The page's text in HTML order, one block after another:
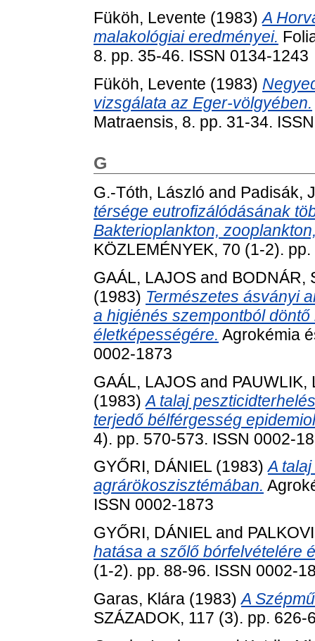
Füköh, Levente (1983)A
malakológiai eredményei.
8. pp. 35-46. ISSN 0134-1243
Füköh, Levente (1983)
vizsgálata az Eger-völgyében.
Matraensis, 8. pp. 31-34.
G
G.-Tóth, László and Padisák,
térsége eutrofizálódásának
Bakterioplankton,
KÖZLEMÉNYEK, 70 (1-2).
GAÁL, LAJOS and BODNÁR,
(1983) Természetes ásványi
a higiénés szempontból
életképességére. Agrokémia
0002-1873
GAÁL, LAJOS and PAUWLIK,
(1983)A talaj
terjedő bélférgesség
4). pp. 570-573. ISSN 0002-
GYŐRI, DÁNIEL (1983)A
agrárökoszisztémában.
ISSN 0002-1873
GYŐRI, DÁNIEL and
hatása a szőlő bórfelvételére
(1-2). pp. 88-96. ISSN 0002-
Garas, Klára (1983)A
SZÁZADOK, 117 (3). pp.